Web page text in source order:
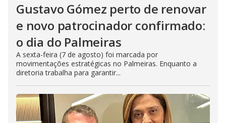
Gustavo Gómez perto de renovar
e novo patrocinador confirmado:
o dia do Palmeiras
A sexta-feira (7 de agosto) foi marcada por
movimentações estratégicas no Palmeiras. Enquanto a
diretoria trabalha para garantir...